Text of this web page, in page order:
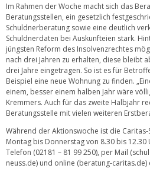
Im Rahmen der Woche macht sich das
Beratungsstellen, ein gesetzlich
Schuldnerberatung sowie eine deutlich
Schuldnerdaten bei Auskunfteien stark.
jüngsten Reform des Insolvenzrechtes
nach drei Jahren zu erhalten, diese bleibt
drei Jahre eingetragen. So ist es für
Beispiel eine neue Wohnung zu finden.
einem, besser einem halben Jahr wäre
Kremmers. Auch für das zweite Halbjahr
Beratungsstelle mit vielen weiteren
Während der Aktionswoche ist die
Montag bis Donnerstag von 8.30 bis
Telefon (02181 – 81 99 250), per Mail (
neuss.de) und online (beratung-caritas.de)